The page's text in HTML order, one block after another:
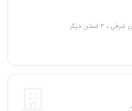
شرقی
۲ استان دیگر